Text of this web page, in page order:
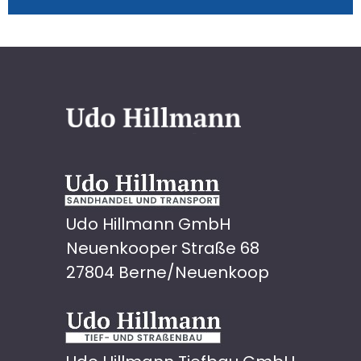
Udo Hillmann GmbH
Neuenkooper Straße 68
27804 Berne/Neuenkoop